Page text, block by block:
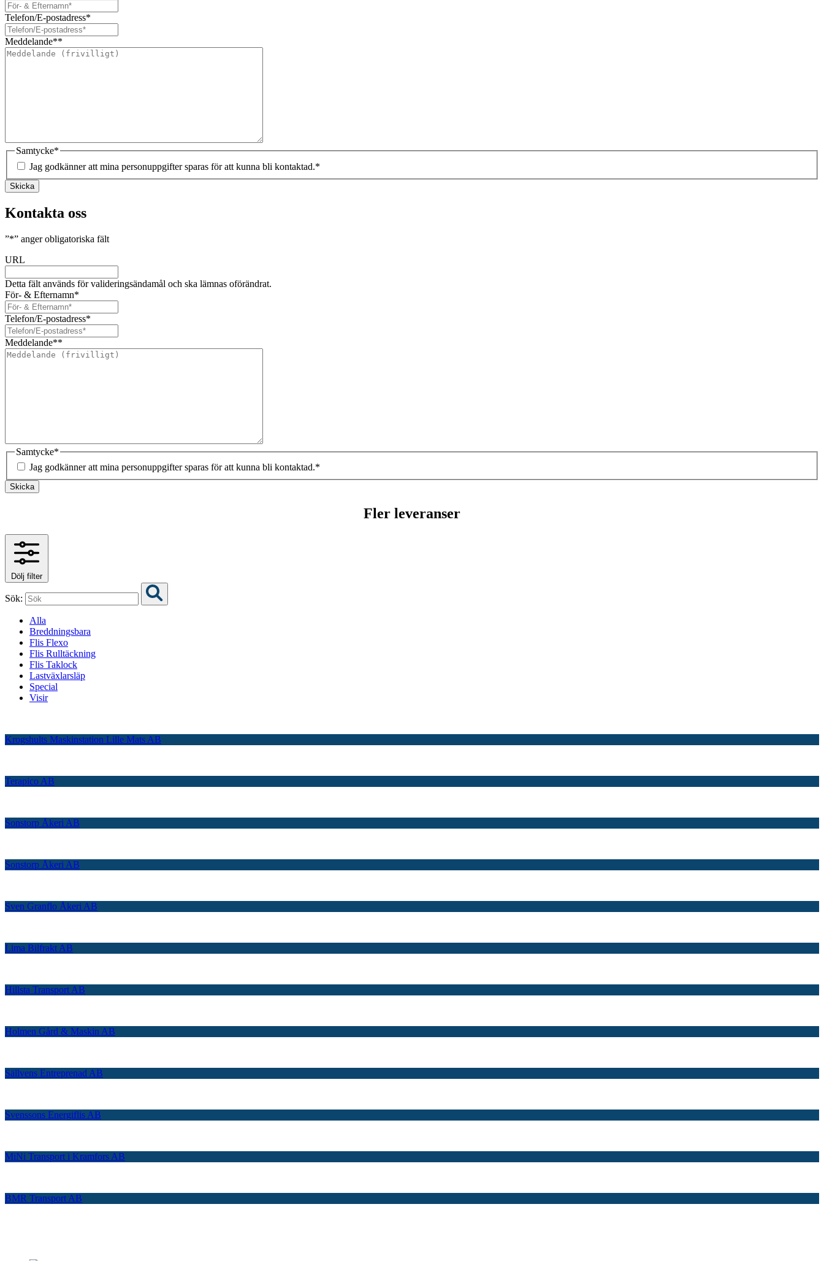
Telefon/E-postadress*
Meddelande**
Samtycke*
Jag godkänner att mina personuppgifter sparas för att kunna bli kontaktad.*
Skicka
Kontakta oss
”*” anger obligatoriska fält
URL
Detta fält används för valideringsändamål och ska lämnas oförändrat.
För- & Efternamn*
Telefon/E-postadress*
Meddelande**
Samtycke*
Jag godkänner att mina personuppgifter sparas för att kunna bli kontaktad.*
Skicka
Fler leveranser
Dölj filter
Sök:
Alla
Breddningsbara
Flis Flexo
Flis Rulltäckning
Flis Taklock
Lastväxlarsläp
Special
Visir
Krogshults Maskinstation Lille Mats AB
Terapico AB
Sonstorp Åkeri AB
Sonstorp Åkeri AB
Sven Granflo Åkeri AB
Lima Bilfrakt AB
Hillsta Transport AB
Holmen Gård & Maskin AB
Sällvens Entreprenad AB
Svenssons Energiflis AB
MiNi Transport i Kramfors AB
BMR Transport AB